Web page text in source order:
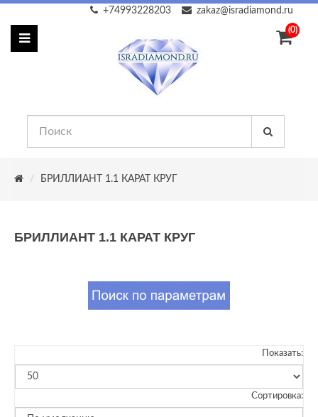
zakaz@isradiamond.ru
+74993228203
(0)
БРИЛЛИАНТ 1.1 КАРАТ КРУГ
БРИЛЛИАНТ 1.1 КАРАТ КРУГ
Показать:
Сортировка: